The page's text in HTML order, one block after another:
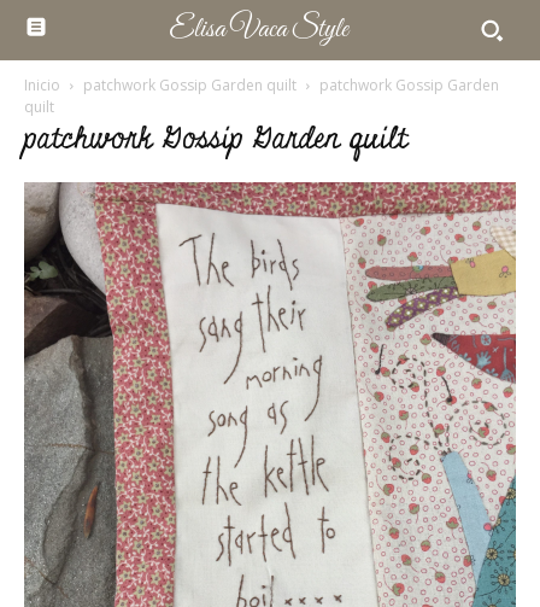
Elisa Vaca Style
Inicio patchwork Gossip Garden quilt
patchwork Gossip Garden
quilt
patchwork Gossip Garden quilt